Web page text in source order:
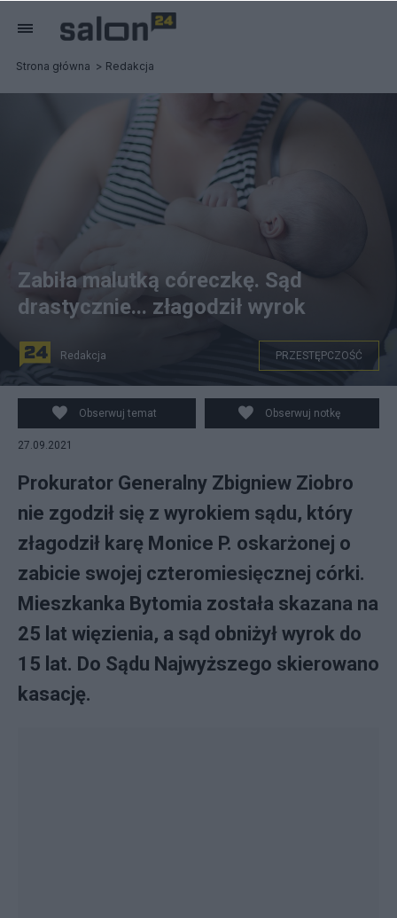
Strona główna Redakcja
Pixabay
Zabiła malutką córeczkę. Sąd
drastycznie... złagodził wyrok
Redakcja PRZESTĘPCZOŚĆ
Obserwuj temat Obserwuj notkę
27.09.2021
Prokurator Generalny Zbigniew Ziobro
nie zgodził się z wyrokiem sądu, który
złagodził karę Monice P. oskarżonej o
zabicie swojej czteromiesięcznej córki.
Mieszkanka Bytomia została skazana na
25 lat więzienia, a sąd obniżył wyrok do
15 lat. Do Sądu Najwyższego skierowano
kasację.